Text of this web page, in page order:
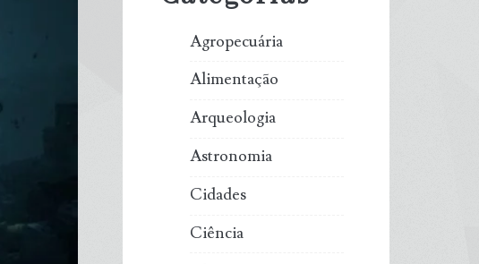
Agropecuária
Alimentação
Arqueologia
Astronomia
Cidades
Ciência